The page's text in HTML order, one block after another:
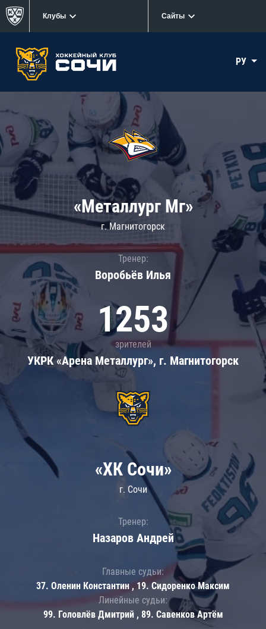
Клубы Сайты
РУ
«Металлург Мг»
г. Магнитогорск
Тренер:
Воробьёв Илья
1253
зрителей
УКРК «Арена Металлург», г. Магнитогорск
«ХК Сочи»
г. Сочи
Тренер:
Назаров Андрей
Главные судьи:
37. Оленин Константин , 19. Сидоренко Максим
Линейные судьи:
99. Головлёв Дмитрий , 89. Савенков Артём